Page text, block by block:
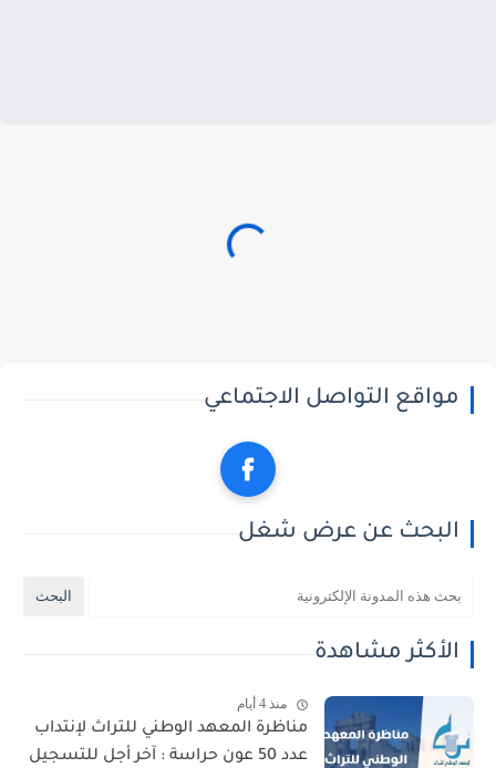
مواقع التواصل الاجتماعي
البحث عن عرض شغل
الأكثر مشاهدة
منذ 4 أيام
مناظرة المعهد الوطني للتراث لإنتداب
عدد 50 عون حراسة : آخر أجل للتسجيل